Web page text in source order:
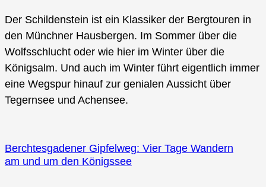
Der Schildenstein ist ein Klassiker der Bergtouren in
den Münchner Hausbergen. Im Sommer über die
Wolfsschlucht oder wie hier im Winter über die
Königsalm. Und auch im Winter führt eigentlich immer
eine Wegspur hinauf zur genialen Aussicht über
Tegernsee und Achensee.
Berchtesgadener Gipfelweg: Vier Tage Wandern
am und um den Königssee